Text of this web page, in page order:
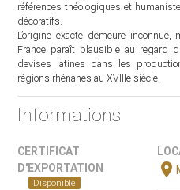
références théologiques et
décoratifs.
L’origine exacte demeure
France paraît plausible au regard
devises latines dans les
régions rhénanes au XVIIIe siècle.
Informations
CERTIFICAT
D'EXPORTATION
Disponible
location_on